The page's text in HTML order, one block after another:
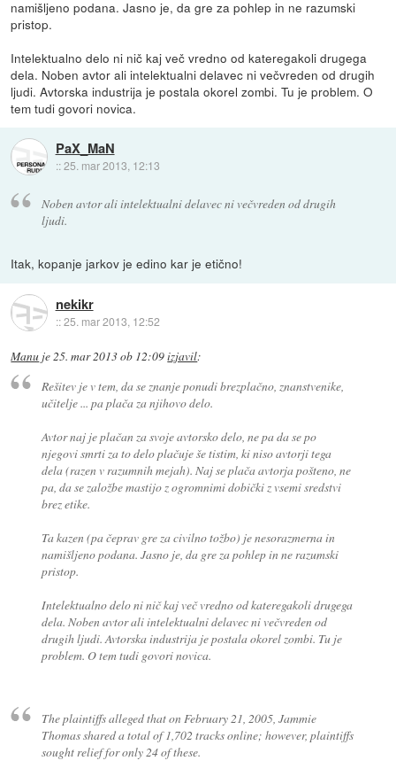
namišljeno podana. Jasno je, da gre za pohlep in ne razumski
pristop.
Intelektualno delo ni nič kaj več vredno od kateregakoli drugega
dela. Noben avtor ali intelektualni delavec ni večvreden od drugih
ljudi. Avtorska industrija je postala okorel zombi. Tu je problem. O
tem tudi govori novica.
PaX_MaN
::25. mar 2013, 12:13
Noben avtor ali intelektualni delavec ni večvreden od drugih
ljudi.
Itak, kopanje jarkov je edino kar je etično!
nekikr
::25. mar 2013, 12:52
Manu je25. mar 2013 ob 12:09izjavil:
Rešitev je v tem, da se znanje ponudi brezplačno, znanstvenike,
učitelje ... pa plača za njihovo delo.
Avtor naj je plačan za svoje avtorsko delo, ne pa da se po
njegovi smrti za to delo plačuje še tistim, ki niso avtorji tega
dela (razen v razumnih mejah). Naj se plača avtorja pošteno, ne
pa, da se založbe mastijo z ogromnimi dobički z vsemi sredstvi
brez etike.
Ta kazen (pa čeprav gre za civilno tožbo) je nesorazmerna in
namišljeno podana. Jasno je, da gre za pohlep in ne razumski
pristop.
Intelektualno delo ni nič kaj več vredno od kateregakoli drugega
dela. Noben avtor ali intelektualni delavec ni večvreden od
drugih ljudi. Avtorska industrija je postala okorel zombi. Tu je
problem. O tem tudi govori novica.
The plaintiffs alleged that on February 21, 2005, Jammie
Thomas shared a total of 1,702 tracks online; however, plaintiffs
sought relief for only 24 of these.